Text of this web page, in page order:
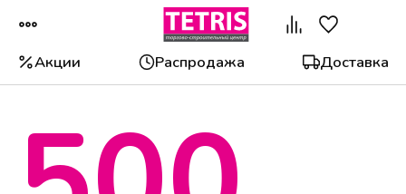
Акции Распродажа Доставка